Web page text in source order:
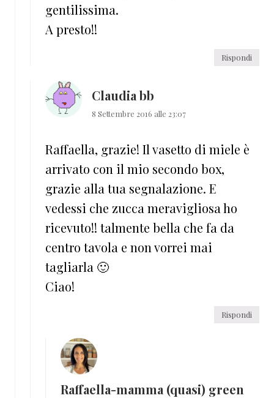
gentilissima.
A presto!!
Rispondi
Claudia bb
8 Settembre 2016 alle 23:07
Raffaella, grazie! Il vasetto di miele è
arrivato con il mio secondo box,
grazie alla tua segnalazione. E
vedessi che zucca meravigliosa ho
ricevuto!! talmente bella che fa da
centro tavola e non vorrei mai
tagliarla 🙂
Ciao!
Rispondi
Raffaella-mamma (quasi) green